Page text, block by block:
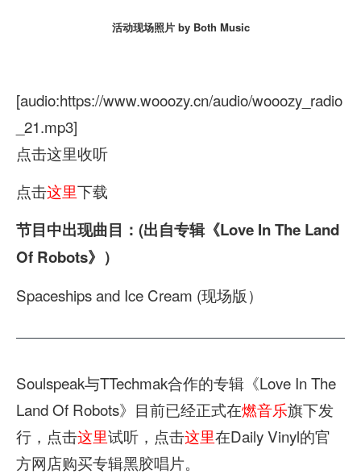
活动现场照片 by Both Music
[audio:https://www.wooozy.cn/audio/wooozy_radio
_21.mp3]
点击这里收听
点击这里下载
节目中出现曲目：(出自专辑《Love In The Land
Of Robots》）
Spaceships and Ice Cream (现场版）
Soulspeak与TTechmak合作的专辑《Love In The
Land Of Robots》目前已经正式在燃音乐旗下发
行，点击这里试听，点击这里在Daily Vinyl的官
方网店购买专辑黑胶唱片。